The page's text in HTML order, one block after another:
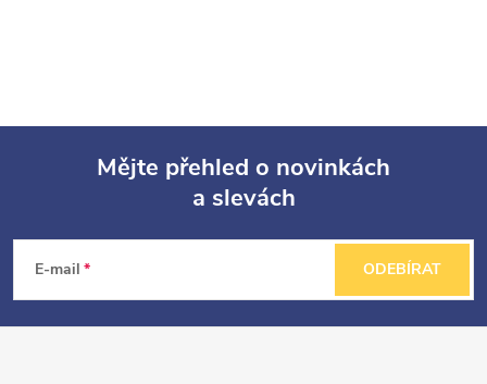
p
Mějte přehled o novinkách
a slevách
E-mail ODEBÍRAT